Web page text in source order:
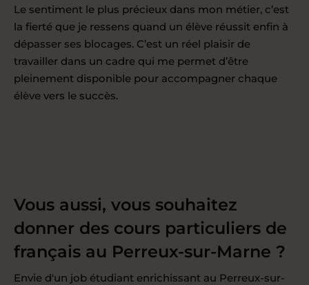
Le sentiment le plus précieux dans mon métier, c’est
la fierté que je ressens quand un élève réussit enfin à
dépasser ses blocages. C’est un réel plaisir de
travailler dans un cadre qui me permet d’être
pleinement disponible pour accompagner chaque
élève vers le succès.
Vous aussi, vous souhaitez
donner des cours particuliers de
français au Perreux-sur-Marne ?
Envie d'un job étudiant enrichissant au Perreux-sur-